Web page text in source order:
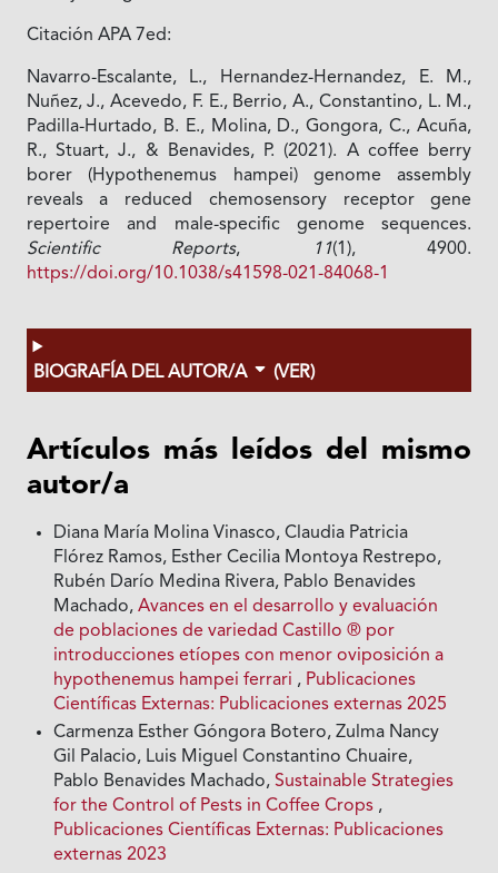
Citación APA 7ed:
Navarro-Escalante, L., Hernandez-Hernandez, E. M.,
Nuñez, J., Acevedo, F. E., Berrio, A., Constantino, L. M.,
Padilla-Hurtado, B. E., Molina, D., Gongora, C., Acuña,
R., Stuart, J., & Benavides, P. (2021). A coffee berry
borer (Hypothenemus hampei) genome assembly
reveals a reduced chemosensory receptor gene
repertoire and male-specific genome sequences.
Scientific Reports, 11(1), 4900.
https://doi.org/10.1038/s41598-021-84068-1
BIOGRAFÍA DEL AUTOR/A (VER)
Artículos más leídos del mismo
autor/a
Diana María Molina Vinasco, Claudia Patricia
Flórez Ramos, Esther Cecilia Montoya Restrepo,
Rubén Darío Medina Rivera, Pablo Benavides
Machado,Avances en el desarrollo y evaluación
de poblaciones de variedad Castillo ® por
introducciones etíopes con menor oviposición a
hypothenemus hampei ferrari , Publicaciones
Científicas Externas: Publicaciones externas 2025
Carmenza Esther Góngora Botero, Zulma Nancy
Gil Palacio, Luis Miguel Constantino Chuaire,
Pablo Benavides Machado,Sustainable Strategies
for the Control of Pests in Coffee Crops ,
Publicaciones Científicas Externas: Publicaciones
externas 2023